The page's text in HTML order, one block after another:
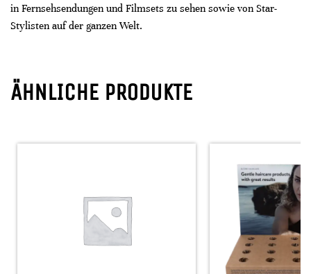
in Fernsehsendungen und Filmsets zu sehen sowie von Star-
Stylisten auf der ganzen Welt.
ÄHNLICHE PRODUKTE